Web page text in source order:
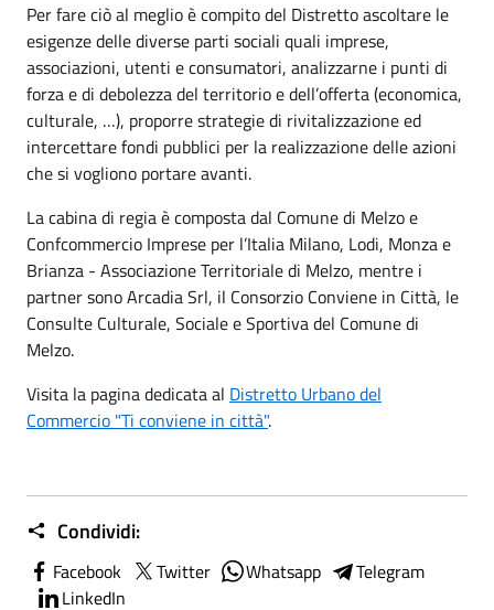
Per fare ciò al meglio è compito del Distretto ascoltare le
esigenze delle diverse parti sociali quali imprese,
associazioni, utenti e consumatori, analizzarne i punti di
forza e di debolezza del territorio e dell’offerta (economica,
culturale, …), proporre strategie di rivitalizzazione ed
intercettare fondi pubblici per la realizzazione delle azioni
che si vogliono portare avanti.
La cabina di regia è composta dal Comune di Melzo e
Confcommercio Imprese per l’Italia Milano, Lodi, Monza e
Brianza - Associazione Territoriale di Melzo, mentre i
partner sono Arcadia Srl, il Consorzio Conviene in Città, le
Consulte Culturale, Sociale e Sportiva del Comune di
Melzo.
Visita la pagina dedicata al Distretto Urbano del
Commercio "Ti conviene in città".
Condividi:
Facebook Twitter Whatsapp
Telegram
LinkedIn